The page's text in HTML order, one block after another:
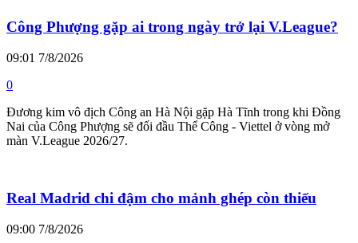
Công Phượng gặp ai trong ngày trở lại V.League?
09:01 7/8/2026
0
Đương kim vô địch Công an Hà Nội gặp Hà Tĩnh trong khi Đồng
Nai của Công Phượng sẽ đối đầu Thể Công - Viettel ở vòng mở
màn V.League 2026/27.
Real Madrid chi đậm cho mảnh ghép còn thiếu
09:00 7/8/2026